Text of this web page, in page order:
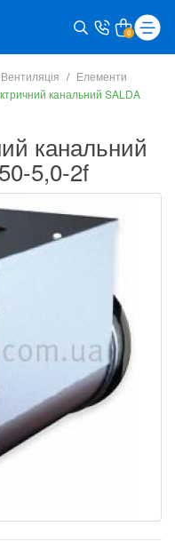
0
Вентиляція
Елементи
канальний SALDA
канальний
5,0-2f